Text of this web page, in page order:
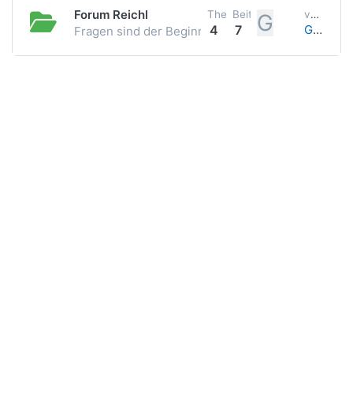
Forum Reichl
Fragen sind der Beginn neuer Erkenntnis. Ein
Themen
4
Beiträge
7 G vor einem Monat
Great reading too 177 !